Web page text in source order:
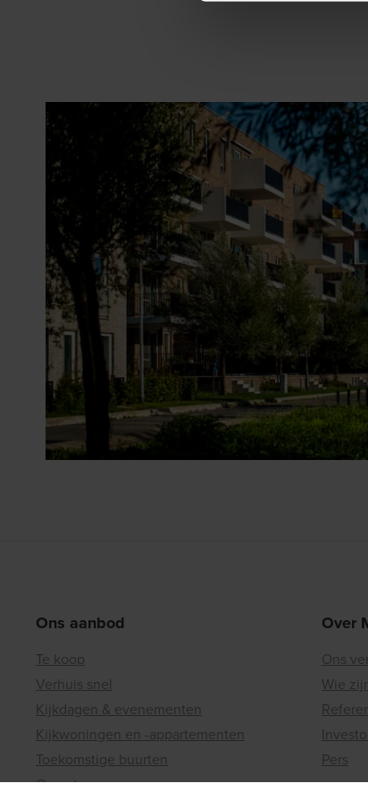
Ons aanbod
Te koop
Verhuis snel
Kijkdagen & evenementen
Kijkwoningen en -appartementen
Toekomstige buurten
Onze troeven
Over
Ons
Wie
Pers